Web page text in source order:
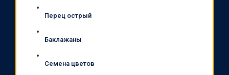
Перец острый
Баклажаны
Семена цветов